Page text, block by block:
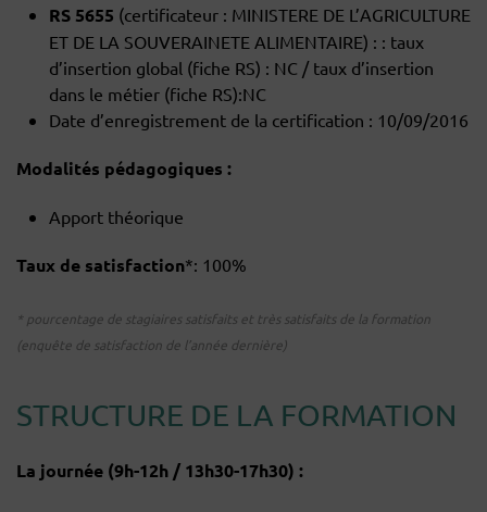
RS 5655 (certificateur : MINISTERE DE L’AGRICULTURE
ET DE LA SOUVERAINETE ALIMENTAIRE) : : taux
d’insertion global (fiche RS) : NC / taux d’insertion
dans le métier (fiche RS):NC
Date d’enregistrement de la certification : 10/09/2016
Modalités pédagogiques :
Apport théorique
Taux de satisfaction*: 100%
* pourcentage de stagiaires satisfaits et très satisfaits de la formation
(enquête de satisfaction de l’année dernière)
STRUCTURE DE LA FORMATION
La journée (9h-12h / 13h30-17h30) :